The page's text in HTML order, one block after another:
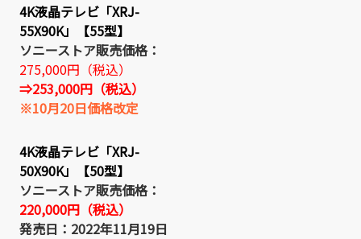
4K液晶テレビ「XRJ-
55X90K」【55型】
ソニーストア販売価格：
275,000円（税込）
⇒253,000円（税込）
※10月20日価格改定
4K液晶テレビ「XRJ-
50X90K」【50型】
ソニーストア販売価格：
220,000円（税込）
発売日：2022年11月19日